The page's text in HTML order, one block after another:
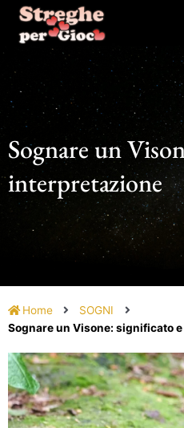
contenuto
Sognare un
interpretazione
Home
SOGNI
Sognare un Visone: significato